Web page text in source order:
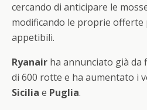
cercando di anticipare le
modificando le proprie offerte
appetibili.
Ryanair ha annunciato già da
di 600 rotte e ha aumentato i
Sicilia e Puglia.